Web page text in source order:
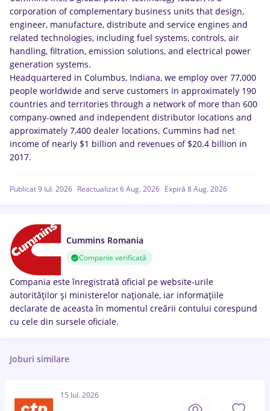
corporation of complementary business units that design,
engineer, manufacture, distribute and service engines and
related technologies, including fuel systems, controls, air
handling, filtration, emission solutions, and electrical power
generation systems.
Headquartered in Columbus, Indiana, we employ over 77,000
people worldwide and serve customers in approximately 190
countries and territories through a network of more than 600
company-owned and independent distributor locations and
approximately 7,400 dealer locations. Cummins had net
income of nearly $1 billion and revenues of $20.4 billion in
2017.
Publicat 9 Iul. 2026 Reactualizat 6 Aug. 2026 Expiră 8 Aug. 2026
Cummins Romania
Companie verificată
Compania este înregistrată oficial pe website-urile
autorităților și ministerelor naționale, iar informațiile
declarate de aceasta în momentul creării contului corespund
cu cele din sursele oficiale.
Joburi similare
15 Iul. 2026